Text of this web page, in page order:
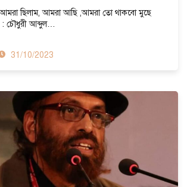
আমরা ছিলাম, আমরা আছি ,আমরা তো থাকবো মুছে
: চৌধুরী আব্দুল…
31/10/2023